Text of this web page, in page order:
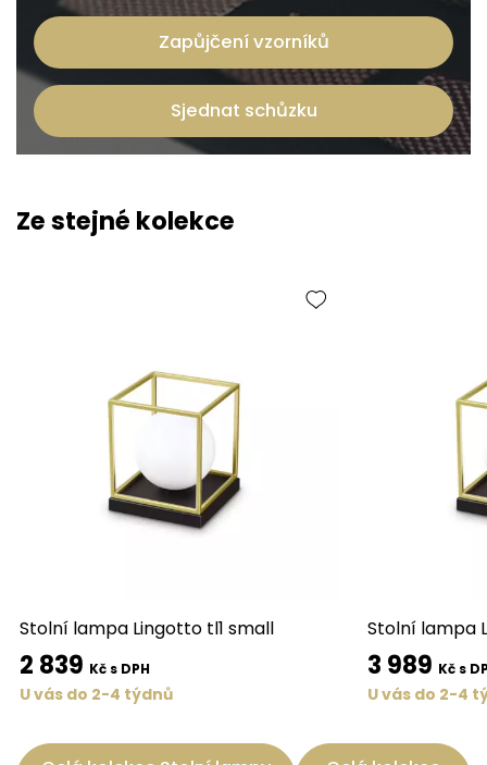
Zapůjčení vzorníků
Sjednat schůzku
Ze stejné kolekce
Stolní lampa Lingotto tl1 small
2 839 Kč s DPH
U vás do 2-4 týdnů
Stolní lampa
3 989 Kč s
U vás do 2-4